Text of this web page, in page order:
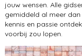
jouw wensen. Alle
gemiddeld al meer
kennis en passie
voorbij zou lopen.